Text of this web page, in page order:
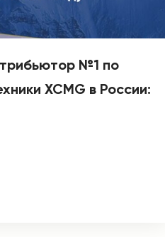
№1 по
XCMG в России: